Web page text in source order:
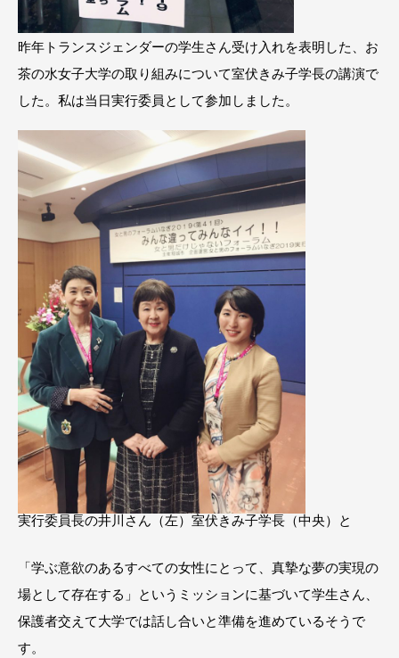
昨年トランスジェンダーの学生さん受け入れを表明した、お
茶の水女子大学の取り組みについて室伏きみ子学長の講演で
した。私は当日実行委員として参加しました。
実行委員長の井川さん（左）室伏きみ子学長（中央）と
「学ぶ意欲のあるすべての女性にとって、真摯な夢の実現の
場として存在する」というミッションに基づいて学生さん、
保護者交えて大学では話し合いと準備を進めているそうで
す。